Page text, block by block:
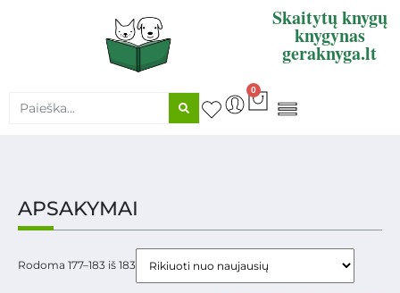
Skaitytų knygų
knygynas
geraknyga.lt
0
APSAKYMAI
Rodoma 177–183 iš 183